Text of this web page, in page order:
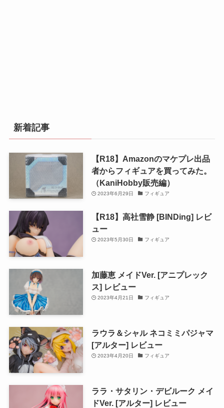
新着記事
【R18】Amazonのマケプレ出品
者からフィギュアを買ってみた。
（KaniHobby販売編）
2023年6月29日 フィギュア
【R18】高社雪静 [BINDing] レビ
ュー
2023年5月30日 フィギュア
加藤恵 メイドVer. [アニプレック
ス] レビュー
2023年4月21日 フィギュア
ラウラ＆シャル ネコミミパジャマ
[アルター] レビュー
2023年4月20日 フィギュア
ララ・サタリン・デビルーク メイ
ドVer. [アルター] レビュー